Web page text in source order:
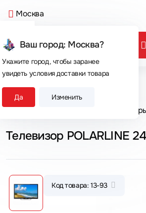
Москва
Ваш город: Москва?
Укажите город, чтобы заранее
увидеть условия доставки товара
Да Изменить
Сегодня покупают
Главная
Телевизор POLARLINE
Код товара: 13-93